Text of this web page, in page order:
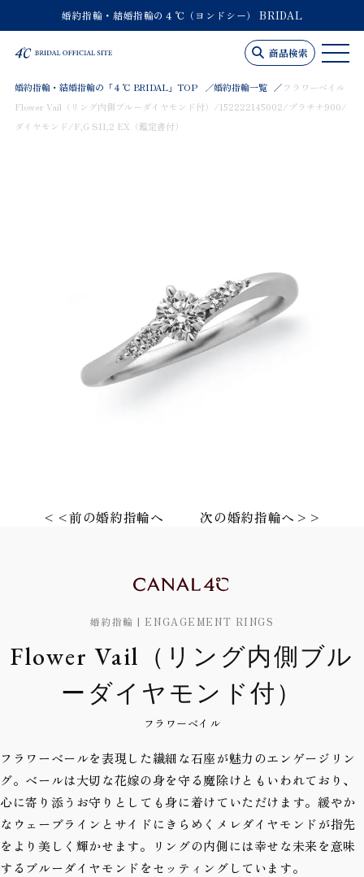
婚約指輪・結婚指輪の４℃（ヨンドシー） BRIDAL
商品検索
婚約指輪・結婚指輪の「４℃ BRIDAL」TOP 婚約指輪一覧
フラワーベイル
Flower Vail（リング内側ブルーダイヤモンド付）/152222145002/プラチナ900/
ダイヤモンド/F,G SI1,2 EX（鑑定書付）
<<前の婚約指輪へ 次の婚約指輪へ>>
婚約指輪 | ENGAGEMENT RINGS
Flower Vail（リング内側ブル
ーダイヤモンド付）
フラワーベイル
フラワーベールを表現した繊細な石座が魅力のエンゲージリン
グ。ベールは大切な花嫁の身を守る魔除けともいわれており、
心に寄り添うお守りとしても身に着けていただけます。緩やか
なウェーブラインとサイドにきらめくメレダイヤモンドが指先
をより美しく輝かせます。リングの内側には幸せな未来を意味
するブルーダイヤモンドをセッティングしています。